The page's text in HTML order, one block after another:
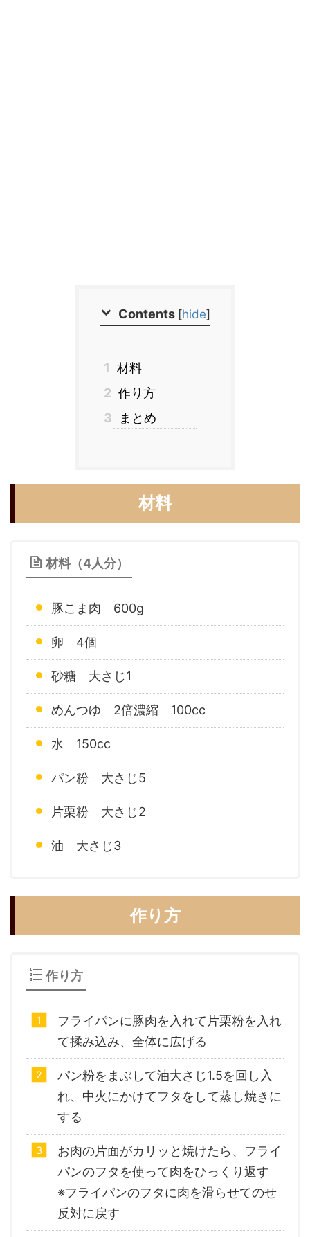
Contents [hide]
1 材料
2 作り方
3
まとめ
材料
材料（4人分）
豚こま肉 600g
卵 4個
砂糖 大さじ1
めんつゆ 2倍濃縮 100cc
水 150cc
パン粉 大さじ5
片栗粉 大さじ2
油 大さじ3
作り方
作り方
フライパンに豚肉を入れて片栗粉を入れ
て揉み込み、全体に広げる
パン粉をまぶして油大さじ1.5を回し入
れ、中火にかけてフタをして蒸し焼きに
する
お肉の片面がカリッと焼けたら、フライ
パンのフタを使って肉をひっくり返す
※フライパンのフタに肉を滑らせてのせ
反対に戻す